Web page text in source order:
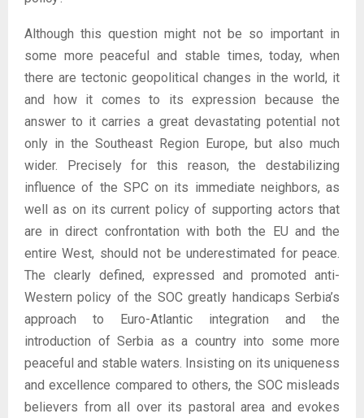
Although this question might not be so important in
some more peaceful and stable times, today, when
there are tectonic geopolitical changes in the world, it
and how it comes to its expression because the
answer to it carries a great devastating potential not
only in the Southeast Region Europe, but also much
wider. Precisely for this reason, the destabilizing
influence of the SPC on its immediate neighbors, as
well as on its current policy of supporting actors that
are in direct confrontation with both the EU and the
entire West, should not be underestimated for peace.
The clearly defined, expressed and promoted anti-
Western policy of the SOC greatly handicaps Serbia’s
approach to Euro-Atlantic integration and the
introduction of Serbia as a country into some more
peaceful and stable waters. Insisting on its uniqueness
and excellence compared to others, the SOC misleads
believers from all over its pastoral area and evokes